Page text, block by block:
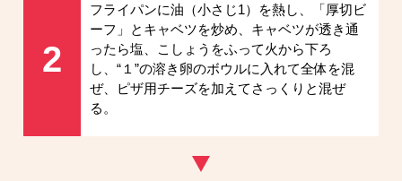
2
フライパンに油（小さじ1）を熱し、「厚切ビ
ーフ」とキャベツを炒め、キャベツが透き通
ったら塩、こしょうをふって火から下ろ
し、“１”の溶き卵のボウルに入れて全体を混
ぜ、ピザ用チーズを加えてさっくりと混ぜ
る。